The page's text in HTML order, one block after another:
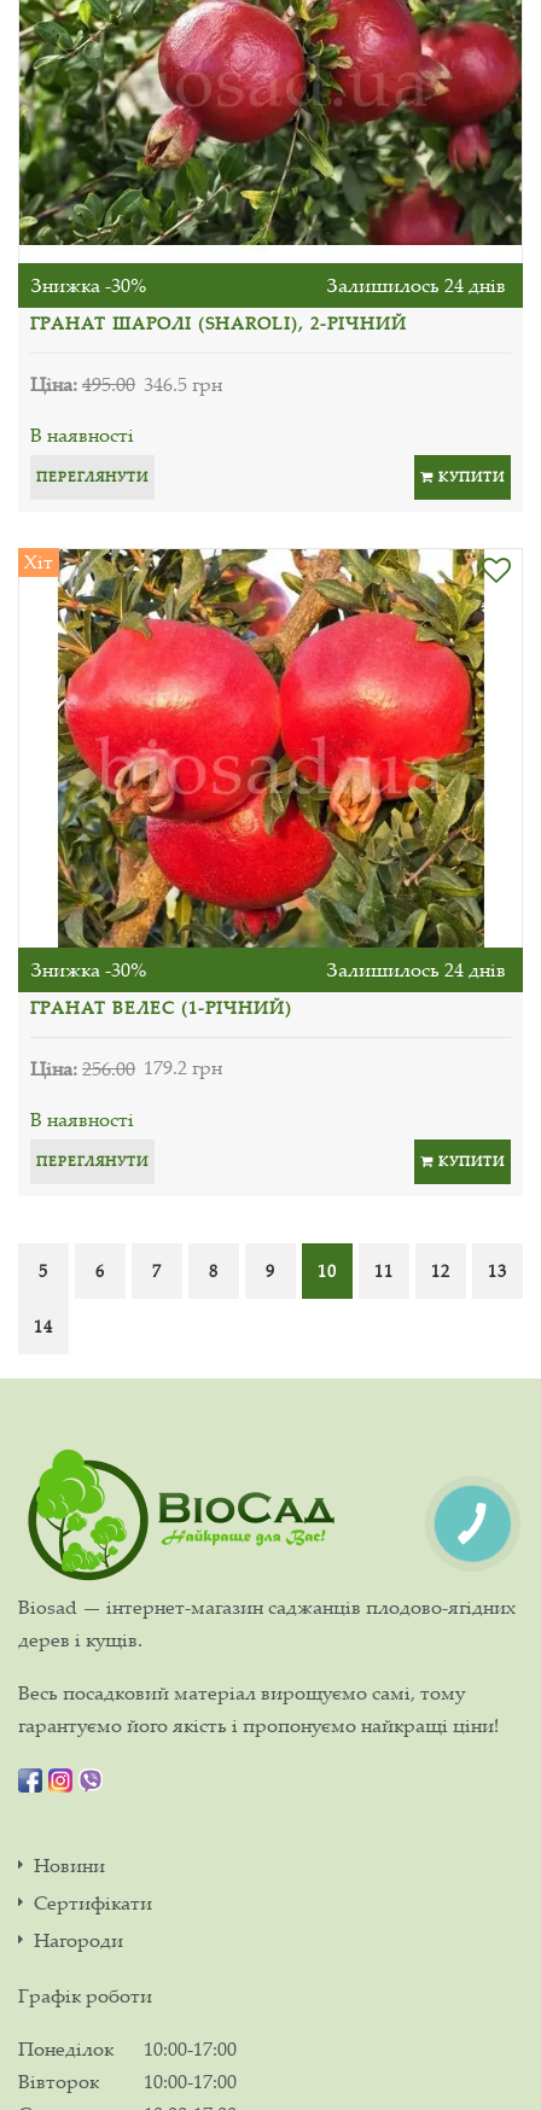
Знижка -30% Залишилось 24 днів
ГРАНАТ ШАРОЛІ (SHAROLI), 2-РІЧНИЙ
Ціна:495.00 346.5 грн
В наявності
ПЕРЕГЛЯНУТИ КУПИТИ
Хіт
Знижка -30% Залишилось 24 днів
ГРАНАТ ВЕЛЕС (1-РІЧНИЙ)
Ціна:256.00 179.2 грн
В наявності
ПЕРЕГЛЯНУТИ КУПИТИ
5 6 7 8 9 10 11 12 13
14
Biosad — інтернет-магазин саджанців плодово-ягідних
дерев і кущів.
Весь посадковий матеріал вирощуємо самі, тому
гарантуємо його якість і пропонуємо найкращі ціни!
Новини
Сертифікати
Нагороди
Графік роботи
Понеділок
10:00-17:00
Вівторок
10:00-17:00